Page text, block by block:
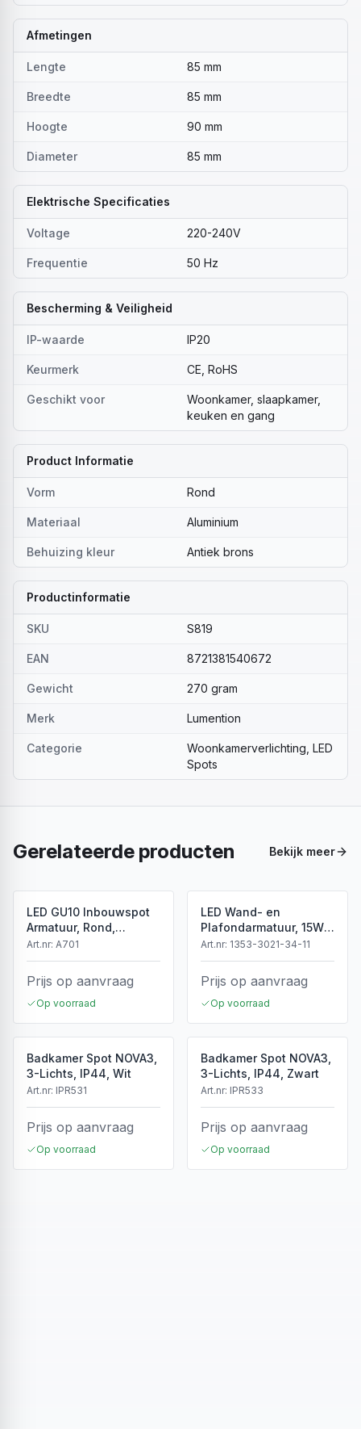
Afmetingen
Lengte 85 mm
Breedte 85 mm
Hoogte 90 mm
Diameter 85 mm
Elektrische Specificaties
Voltage 220-240V
Frequentie 50 Hz
Bescherming & Veiligheid
IP-waarde IP20
Keurmerk CE, RoHS
Geschikt voor
Woonkamer, slaapkamer,
keuken en gang
Product Informatie
Vorm Rond
Materiaal Aluminium
Behuizing kleur Antiek brons
Productinformatie
SKU S819
EAN 8721381540672
Gewicht 270 gram
Merk Lumention
Categorie
Woonkamerverlichting, LED
Spots
Gerelateerde producten Bekijk meer
LED GU10 Inbouwspot
Armatuur, Rond,
Kantelbaar, IP20, Wit
Art.nr: A701
Prijs op aanvraag
Op voorraad
LED Wand- en
Plafondarmatuur, 15W,
3CCT, Sensor, IP54, Wit
Art.nr: 1353-3021-34-11
Prijs op aanvraag
Op voorraad
Badkamer Spot NOVA3,
3-Lichts, IP44, Wit
Art.nr: IPR531
Prijs op aanvraag
Op voorraad
Badkamer Spot NOVA3,
3-Lichts, IP44, Zwart
Art.nr: IPR533
Prijs op aanvraag
Op voorraad